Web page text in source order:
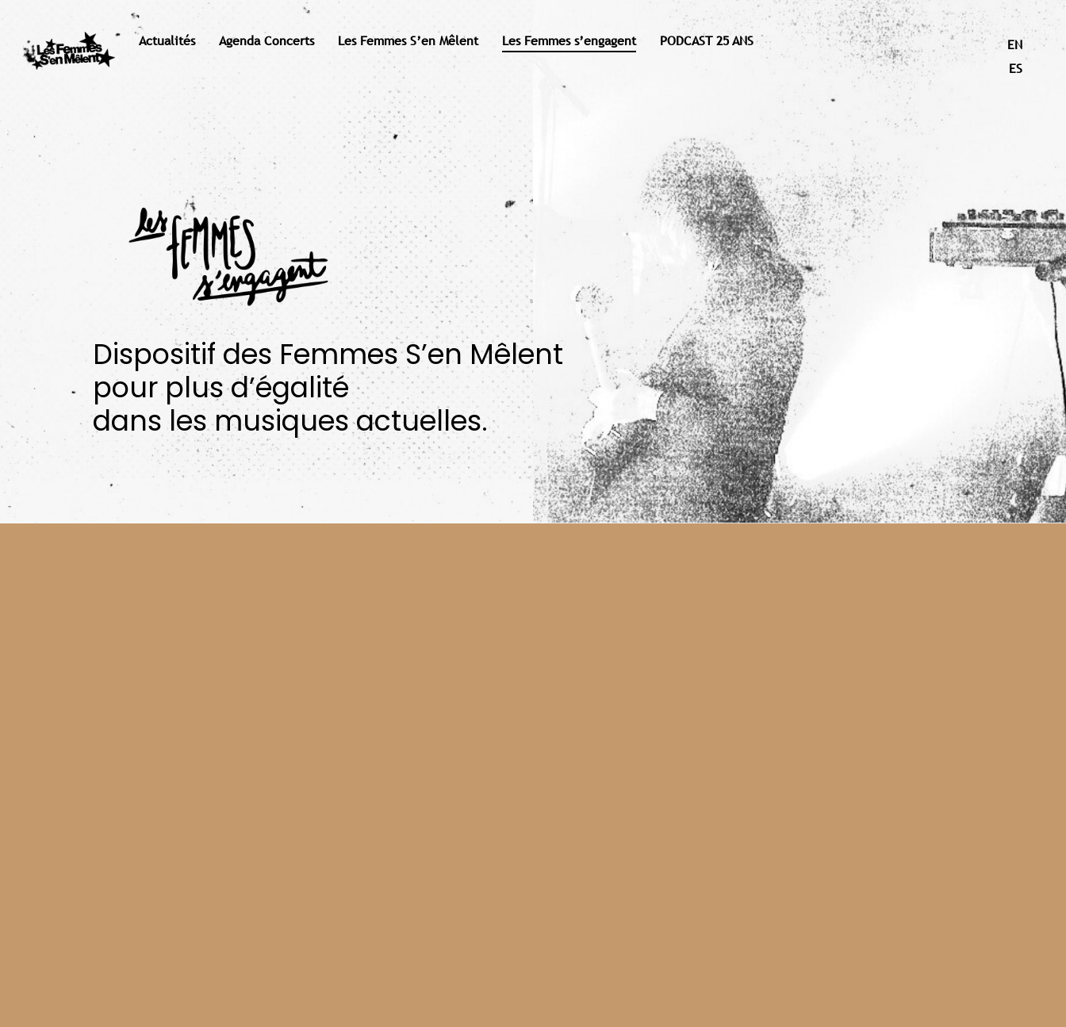
Actualités Agenda Concerts Les Femmes S’en Mêlent Les Femmes s’engagent PODCAST 25 ANS
EN
ES
Dispositif des Femmes S’en Mêlent
pour plus d’égalité
dans les musiques actuelles.